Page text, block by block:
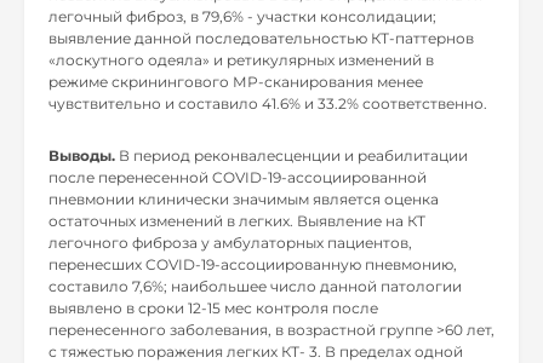
легочный фиброз, в 79,6% - участки консолидации;
выявление данной последовательностью КТ-паттернов
«лоскутного одеяла» и ретикулярных изменений в
режиме скринингового МР-сканирования менее
чувствительно и составило 41.6% и 33.2% соответственно.
Выводы. В период реконвалесценции и реабилитации
после перенесенной COVID-19-ассоциированной
пневмонии клинически значимым является оценка
остаточных изменений в легких. Выявление на КТ
легочного фиброза у амбулаторных пациентов,
перенесших COVID-19-ассоциированную пневмонию,
составило 7,6%; наибольшее число данной патологии
выявлено в сроки 12-15 мес контроля после
перенесенного заболевания, в возрастной группе >60 лет,
с тяжестью поражения легких КТ- 3. В пределах одной